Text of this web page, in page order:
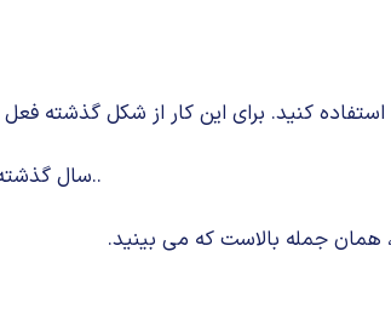
استفاده کنید. برای این کار از شکل گذشته فعل
a lot more time. سال گذشته وقت خیلی بیشتری داشتم..